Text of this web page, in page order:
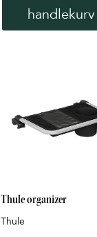
handlekurv
Thule organizer
Thule